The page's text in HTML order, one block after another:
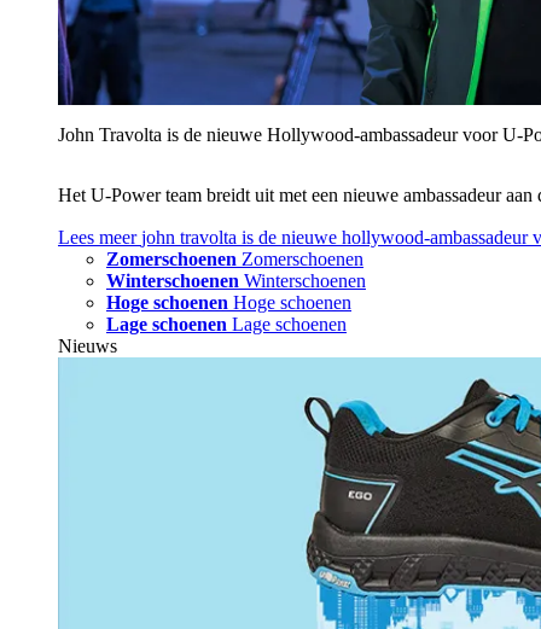
John Travolta is de nieuwe Hollywood-ambassadeur voor
Het U‑Power team breidt uit met een nieuwe ambassadeur
Lees meerjohn travolta is de nieuwe hollywood-ambassadeur
Zomerschoenen Zomerschoenen
Winterschoenen Winterschoenen
Hoge schoenen Hoge schoenen
Lage schoenen Lage schoenen
Nieuws